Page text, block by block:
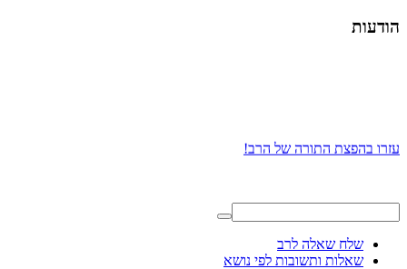
הודעות
עזרו בהפצת התורה של הרב!
שלח שאלה לרב
שאלות ותשובות לפי נושא